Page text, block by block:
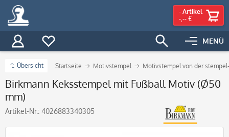
MENÜ
- Artikel
-,-- €
Übersicht Startseite Motivstempel Motivstempel von der
Birkmann Keksstempel mit Fußball Motiv (Ø50
mm)
Artikel-Nr.: 4026883340305